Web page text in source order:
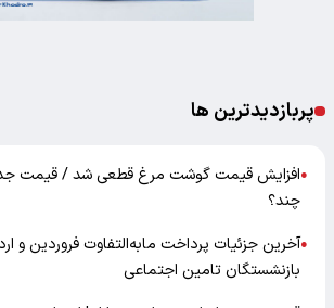
پربازدیدترین ها
●افزایش قیمت گوشت مرغ قطعی شد / قیمت
چند؟
●آخرین جزئیات پرداخت مابه‌التفاوت فروردین و
بازنشستگان تامین اجتماعی